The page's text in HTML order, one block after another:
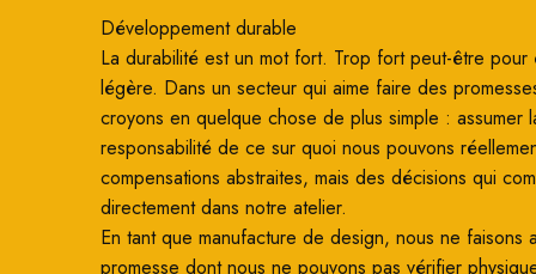
Développement durable
La durabilité est un mot fort. Trop fort peut-être pour
légère. Dans un secteur qui aime faire des
croyons en quelque chose de plus simple : assumer
responsabilité de ce sur quoi nous pouvons
compensations abstraites, mais des décisions qui
directement dans notre atelier.
En tant que manufacture de design, nous ne faisons
promesse dont nous ne pouvons pas vérifier